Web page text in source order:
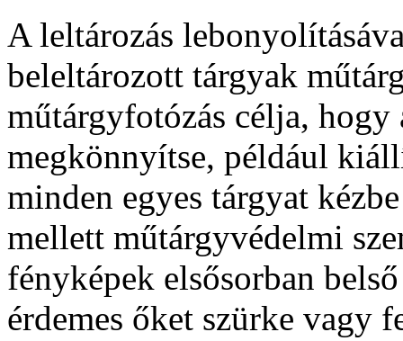
A leltározás
beleltározott tárgyak
műtárgyfotózás célja, hogy
megkönnyítse, például
minden egyes tárgyat
mellett műtárgyvédelmi
fényképek elsősorban
érdemes őket szürke vagy